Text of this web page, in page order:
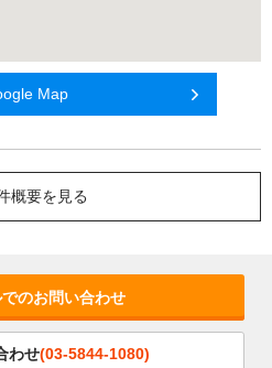
Map
概要を見る
でのお問い合わせ
わせ(03-5844-1080)